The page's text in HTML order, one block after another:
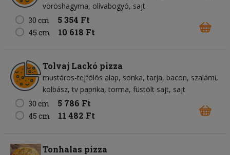
vöröshagyma olívabogyó sajt
30 cm
5 354 Ft
45 cm 10 618 Ft
Tolvaj Lackó pizza
mustáros-tejfölös alap sonka tarja bacon szalámi
kolbász tv paprika torma füstölt sajt sajt
30 cm
5 786 Ft
45 cm 11 482 Ft
Tonhalas pizza